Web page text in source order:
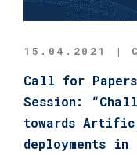
15.04.2021 |
Call for Papers
Session:
towards
deployments